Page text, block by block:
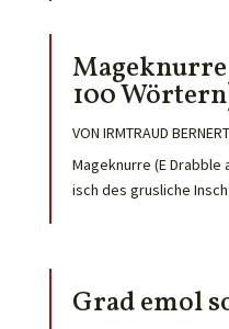
Mageknurre
100
VON IRMTRAUD BERNERT
Mageknurre (E Drabble
isch des grusliche
Grad emol